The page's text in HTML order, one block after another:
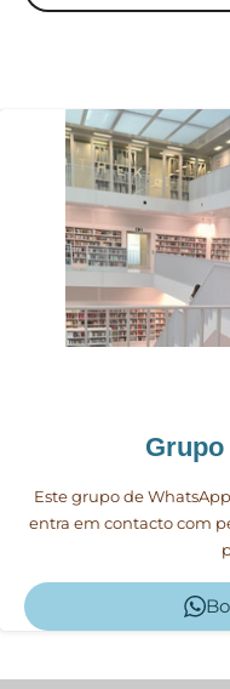
Este grupo de
entra em contacto com